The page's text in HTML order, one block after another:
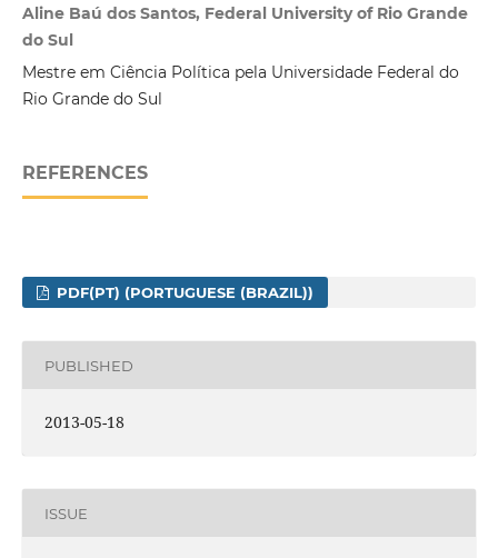
Aline Baú dos Santos, Federal University of Rio Grande
do Sul
Mestre em Ciência Política pela Universidade Federal do
Rio Grande do Sul
REFERENCES
PDF(PT) (PORTUGUESE (BRAZIL))
PUBLISHED
2013-05-18
ISSUE